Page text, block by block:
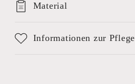
Material
Informationen zur Pflege